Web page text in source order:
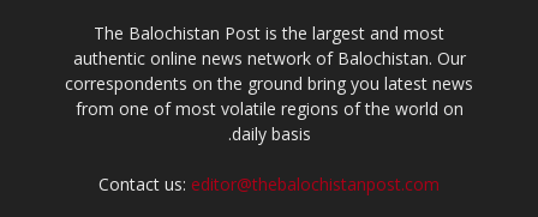
The Balochistan Post is the largest and most
authentic online news network of Balochistan. Our
correspondents on the ground bring you latest news
from one of most volatile regions of the world on
daily basis.
Contact us: editor@thebalochistanpost.com